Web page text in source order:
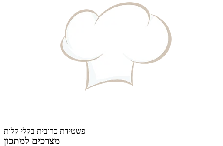
פשטידת כרובית בקלי קלות
מצרכים למתכון